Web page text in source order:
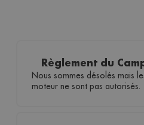
Règlement du
Nous sommes désolés mais
moteur ne sont pas autorisés.